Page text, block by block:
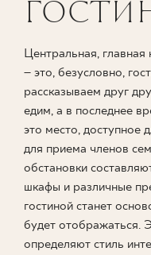
ДЛЯ
Центральная,
– это, безусловно,
рассказываем друг
едим, а в последнее
это место, доступное
для приема членов
обстановки
шкафы и различные
гостиной станет
будет отображаться.
определяют стиль